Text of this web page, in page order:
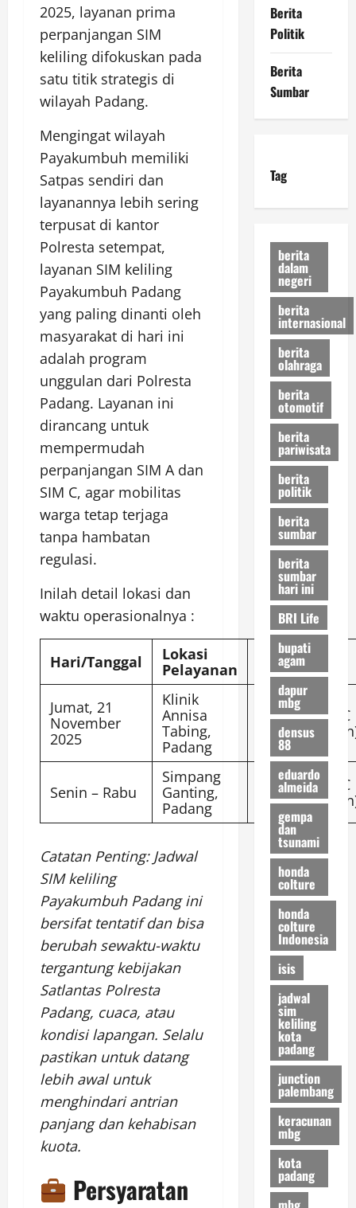
2025, layanan prima
perpanjangan SIM
keliling difokuskan pada
satu titik strategis di
wilayah Padang.
Mengingat wilayah
Payakumbuh memiliki
Satpas sendiri dan
layanannya lebih sering
terpusat di kantor
Polresta setempat,
layanan SIM keliling
Payakumbuh Padang
yang paling dinanti oleh
masyarakat di hari ini
adalah program
unggulan dari Polresta
Padang. Layanan ini
dirancang untuk
mempermudah
perpanjangan SIM A dan
SIM C, agar mobilitas
warga tetap terjaga
tanpa hambatan
regulasi.
Inilah detail lokasi dan
waktu operasionalnya :
Hari/Tanggal
Lokasi
Pelayanan
Jenis SIM
Dilayani
Jumat, 21
November
2025
Klinik
Annisa
Tabing,
Padang
SIM A & SIM C
Senin – Rabu
Simpang
Ganting,
Padang
SIM A & SIM C
Catatan Penting: Jadwal
SIM keliling
Payakumbuh Padang ini
bersifat tentatif dan bisa
berubah sewaktu-waktu
tergantung kebijakan
Satlantas Polresta
Padang, cuaca, atau
kondisi lapangan. Selalu
pastikan untuk datang
lebih awal untuk
menghindari antrian
panjang dan kehabisan
kuota.
Persyaratan
Berita
Politik
Berita
Sumbar
Tag
berita
dalam
negeri
berita
internasional
berita
olahraga
berita
otomotif
berita
pariwisata
berita
politik
berita
sumbar
berita
sumbar
hari ini
BRI Life
bupati
agam
dapur
mbg
densus
88
eduardo
almeida
gempa
dan
tsunami
honda
colture
honda
colture
Indonesia
isis
jadwal
sim
keliling
kota
padang
junction
palembang
keracunan
mbg
kota
padang